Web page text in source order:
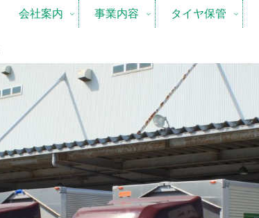
会社案内 事業内容 タイヤ保管